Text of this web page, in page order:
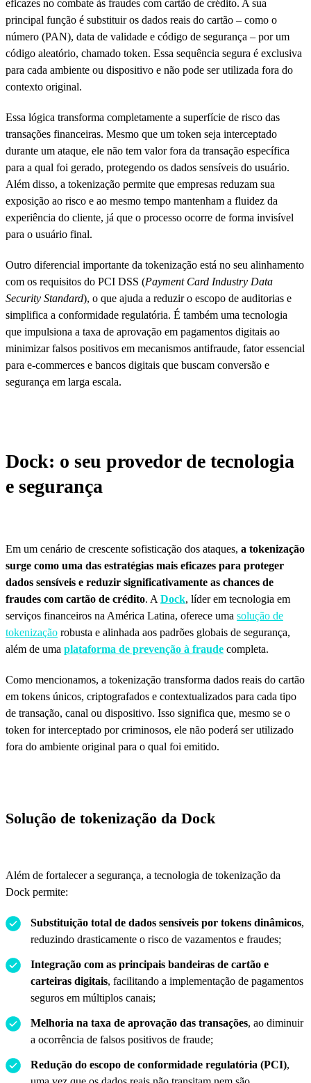
eficazes no combate às fraudes com cartão de crédito. A sua
principal função é substituir os dados reais do cartão – como o
número (PAN), data de validade e código de segurança – por um
código aleatório, chamado token. Essa sequência segura é exclusiva
para cada ambiente ou dispositivo e não pode ser utilizada fora do
contexto original.
Essa lógica transforma completamente a superfície de risco das
transações financeiras. Mesmo que um token seja interceptado
durante um ataque, ele não tem valor fora da transação específica
para a qual foi gerado, protegendo os dados sensíveis do usuário.
Além disso, a tokenização permite que empresas reduzam sua
exposição ao risco e ao mesmo tempo mantenham a fluidez da
experiência do cliente, já que o processo ocorre de forma invisível
para o usuário final.
Outro diferencial importante da tokenização está no seu alinhamento
com os requisitos do PCI DSS (Payment Card Industry Data
Security Standard), o que ajuda a reduzir o escopo de auditorias e
simplifica a conformidade regulatória. É também uma tecnologia
que impulsiona a taxa de aprovação em pagamentos digitais ao
minimizar falsos positivos em mecanismos antifraude, fator essencial
para e-commerces e bancos digitais que buscam conversão e
segurança em larga escala.
Dock: o seu provedor de tecnologia
e segurança
Em um cenário de crescente sofisticação dos ataques, a tokenização
surge como uma das estratégias mais eficazes para proteger
dados sensíveis e reduzir significativamente as chances de
fraudes com cartão de crédito. A Dock, líder em tecnologia em
serviços financeiros na América Latina, oferece uma solução de
tokenização robusta e alinhada aos padrões globais de segurança,
além de uma plataforma de prevenção à fraude completa.
Como mencionamos, a tokenização transforma dados reais do cartão
em tokens únicos, criptografados e contextualizados para cada tipo
de transação, canal ou dispositivo. Isso significa que, mesmo se o
token for interceptado por criminosos, ele não poderá ser utilizado
fora do ambiente original para o qual foi emitido.
Solução de tokenização da Dock
Além de fortalecer a segurança, a tecnologia de tokenização da
Dock permite:
Substituição total de dados sensíveis por tokens dinâmicos,
reduzindo drasticamente o risco de vazamentos e fraudes;
Integração com as principais bandeiras de cartão e
carteiras digitais, facilitando a implementação de pagamentos
seguros em múltiplos canais;
Melhoria na taxa de aprovação das transações, ao diminuir
a ocorrência de falsos positivos de fraude;
Redução do escopo de conformidade regulatória (PCI),